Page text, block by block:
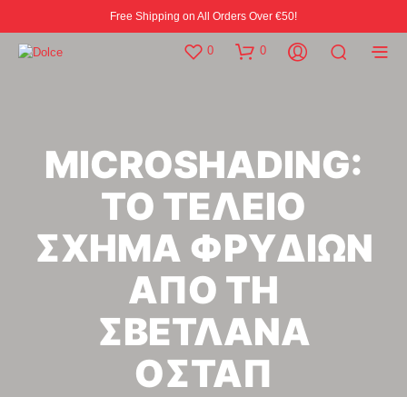
Free Shipping on All Orders Over €50!
0 0
MICROSHADING:
ΤΟ ΤΕΛΕΙΟ
ΣΧΗΜΑ ΦΡΥΔΙΩΝ
ΑΠΟ ΤΗ
ΣΒΕΤΛΑΝΑ
ΟΣΤΑΠ